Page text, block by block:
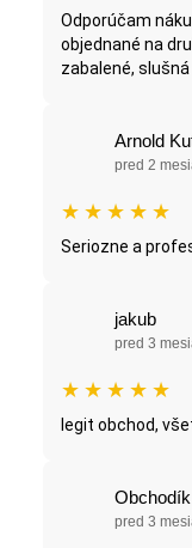
Odporúčam
objednané na
zabalené,
Arnold
pred 2
★ ★ ★ ★ ★
Seriozne a
jakub
pred 3
★ ★ ★ ★ ★
legit obchod,
pred 3